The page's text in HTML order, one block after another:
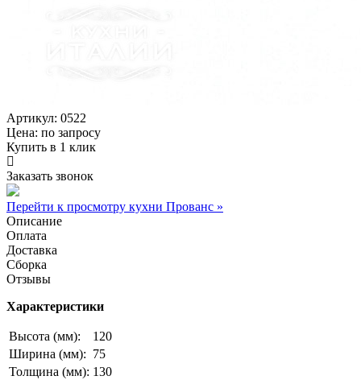
Артикул: 0522
Цена: по запросу
Купить в 1 клик
Заказать звонок
Перейти к просмотру кухни Прованс »
Описание
Оплата
Доставка
Сборка
Отзывы
Характеристики
Высота (мм):
120
Ширина (мм): 75
Толщина (мм): 130